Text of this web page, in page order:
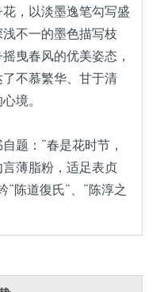
，以淡墨逸笔勾写盛
不一的墨色描写枝
曳春风的优美姿态，
不慕繁华、甘于清
境。
题：“春是花时节，
薄脂粉，适足表贞
“陈道復氏”、“陈淳之